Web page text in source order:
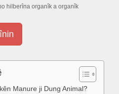
hilberîna organîk a organîk
Manure ji Dung Animal?